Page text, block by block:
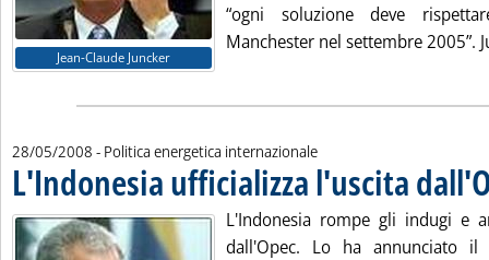
Jean-Claude Juncker
“ogni soluzione deve
Manchester nel settembre 2005”.
28/05/2008 - Politica energetica internazionale
L'Indonesia ufficializza l'uscita
L'Indonesia rompe gli indugi e
dall'Opec. Lo ha annunciato il